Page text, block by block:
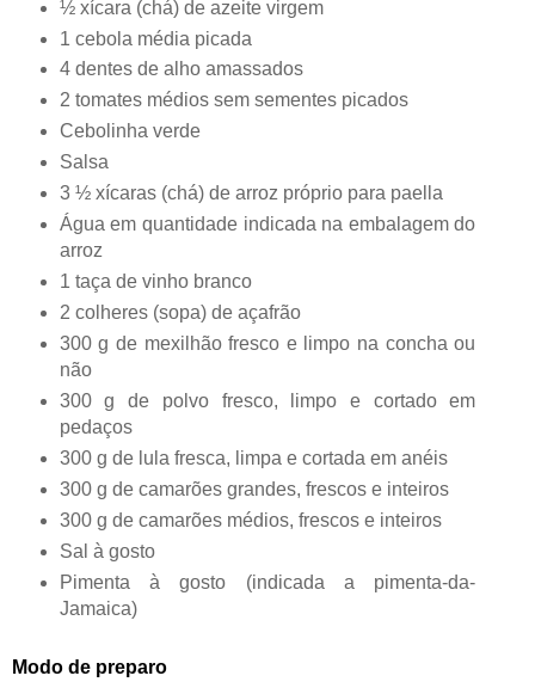
½ xícara (chá) de azeite virgem
1 cebola média picada
4 dentes de alho amassados
2 tomates médios sem sementes picados
Cebolinha verde
Salsa
3 ½ xícaras (chá) de arroz próprio para paella
Água em quantidade indicada na embalagem do
arroz
1 taça de vinho branco
2 colheres (sopa) de açafrão
300 g de mexilhão fresco e limpo na concha ou
não
300 g de polvo fresco, limpo e cortado em
pedaços
300 g de lula fresca, limpa e cortada em anéis
300 g de camarões grandes, frescos e inteiros
300 g de camarões médios, frescos e inteiros
Sal à gosto
Pimenta à gosto (indicada a pimenta-da-
Jamaica)
Modo de preparo